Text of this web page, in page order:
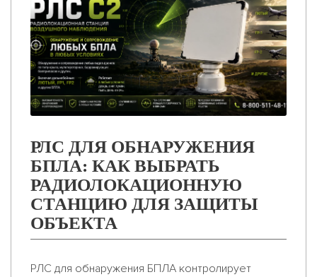
РЛС ДЛЯ ОБНАРУЖЕНИЯ
БПЛА: КАК ВЫБРАТЬ
РАДИОЛОКАЦИОННУЮ
СТАНЦИЮ ДЛЯ ЗАЩИТЫ
ОБЪЕКТА
РЛС для обнаружения БПЛА контролирует